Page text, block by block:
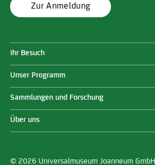
Zur Anmeldung
Ihr Besuch
Unser Programm
Sammlungen und Forschung
Über uns
© 2026 Universalmuseum Joanneum GmbH